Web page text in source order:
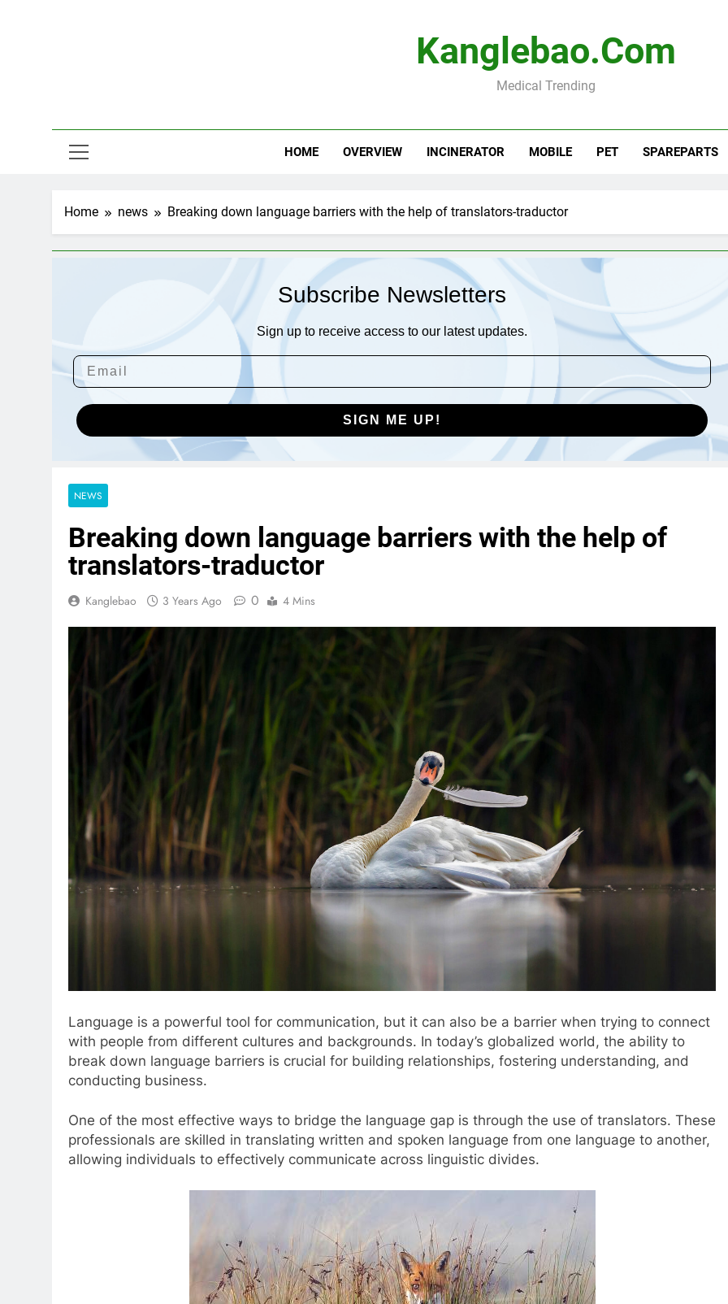
Kanglebao.com
Medical Trending
HOME OVERVIEW INCINERATOR MOBILE PET SPAREPARTS
Home news Breaking down language barriers with the help of translators-traductor
Subscribe Newsletters
Sign up to receive access to our latest updates.
SIGN ME UP!
NEWS
Breaking down language barriers with the help of
translators-traductor
Kanglebao 3 Years Ago 0 4 Mins
Language is a powerful tool for communication, but it can also be a barrier when trying to connect
with people from different cultures and backgrounds. In today’s globalized world, the ability to
break down language barriers is crucial for building relationships, fostering understanding, and
conducting business.
One of the most effective ways to bridge the language gap is through the use of translators. These
professionals are skilled in translating written and spoken language from one language to another,
allowing individuals to effectively communicate across linguistic divides.